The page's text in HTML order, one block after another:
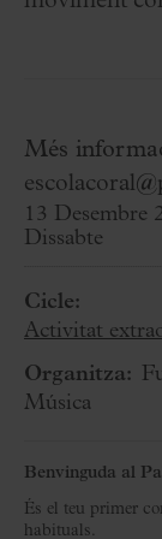
Més
13 Desembre
Dissabte
Cicle:
Activitat
Organitza:
Música
Benvinguda al
És el teu primer
habituals.